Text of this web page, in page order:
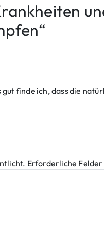
finde ich, dass die
Erforderliche